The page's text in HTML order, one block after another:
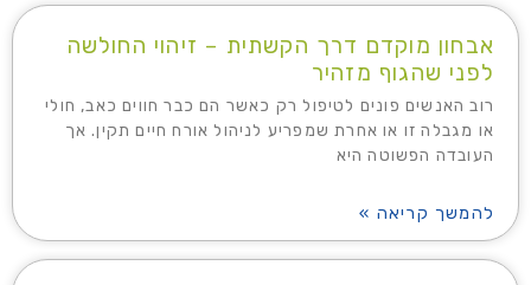
אבחון מוקדם דרך הקשתית – זיהוי החולשה
לפני שהגוף מזהיר
רוב האנשים פונים לטיפול רק כאשר הם כבר חווים כאב, חולי
או מגבלה זו או אחרת שמפריע לניהול אורח חיים תקין. אך
העובדה הפשוטה היא
להמשך קריאה »